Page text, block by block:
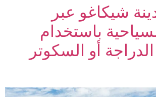
شيكاغو عبر
باستخدام
الدراجة أو السكوتر